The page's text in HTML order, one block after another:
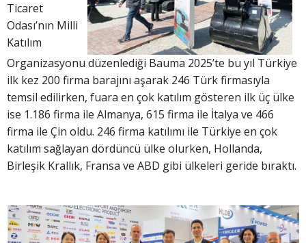
Ticaret
Odası’nın Milli
Katılım
Organizasyonu düzenlediği Bauma 2025’te bu yıl Türkiye
ilk kez 200 firma barajını aşarak 246 Türk firmasıyla
temsil edilirken, fuara en çok katılım gösteren ilk üç ülke
ise 1.186 firma ile Almanya, 615 firma ile İtalya ve 466
firma ile Çin oldu. 246 firma katılımı ile Türkiye en çok
katılım sağlayan dördüncü ülke olurken, Hollanda,
Birleşik Krallık, Fransa ve ABD gibi ülkeleri geride bıraktı.